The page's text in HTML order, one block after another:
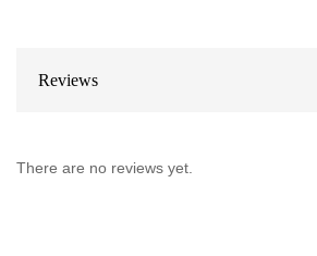
Reviews
There are no reviews yet.